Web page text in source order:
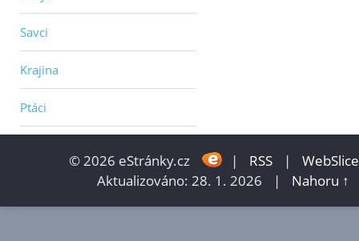
Savci
Krajina
Ptáci
© 2026 eStránky.cz | RSS |
WebSlice
Aktualizováno: 28. 1. 2026
| Nahoru ↑